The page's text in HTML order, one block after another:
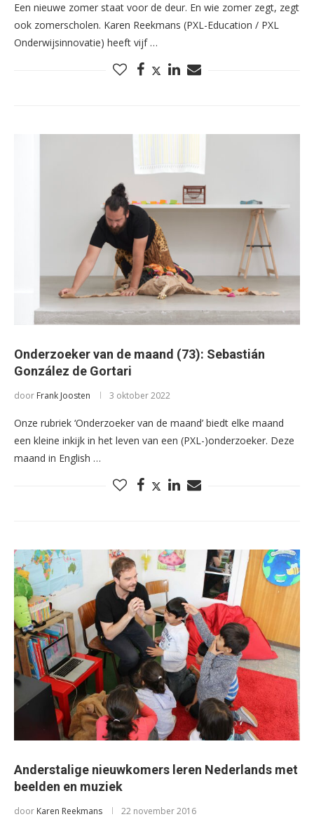
Een nieuwe zomer staat voor de deur. En wie zomer zegt, zegt
ook zomerscholen. Karen Reekmans (PXL-Education / PXL
Onderwijsinnovatie) heeft vijf …
Onderzoeker van de maand (73): Sebastián
González de Gortari
door Frank Joosten 3 oktober 2022
Onze rubriek ‘Onderzoeker van de maand’ biedt elke maand
een kleine inkijk in het leven van een (PXL-)onderzoeker. Deze
maand in English …
Anderstalige nieuwkomers leren Nederlands met
beelden en muziek
door Karen Reekmans 22 november 2016